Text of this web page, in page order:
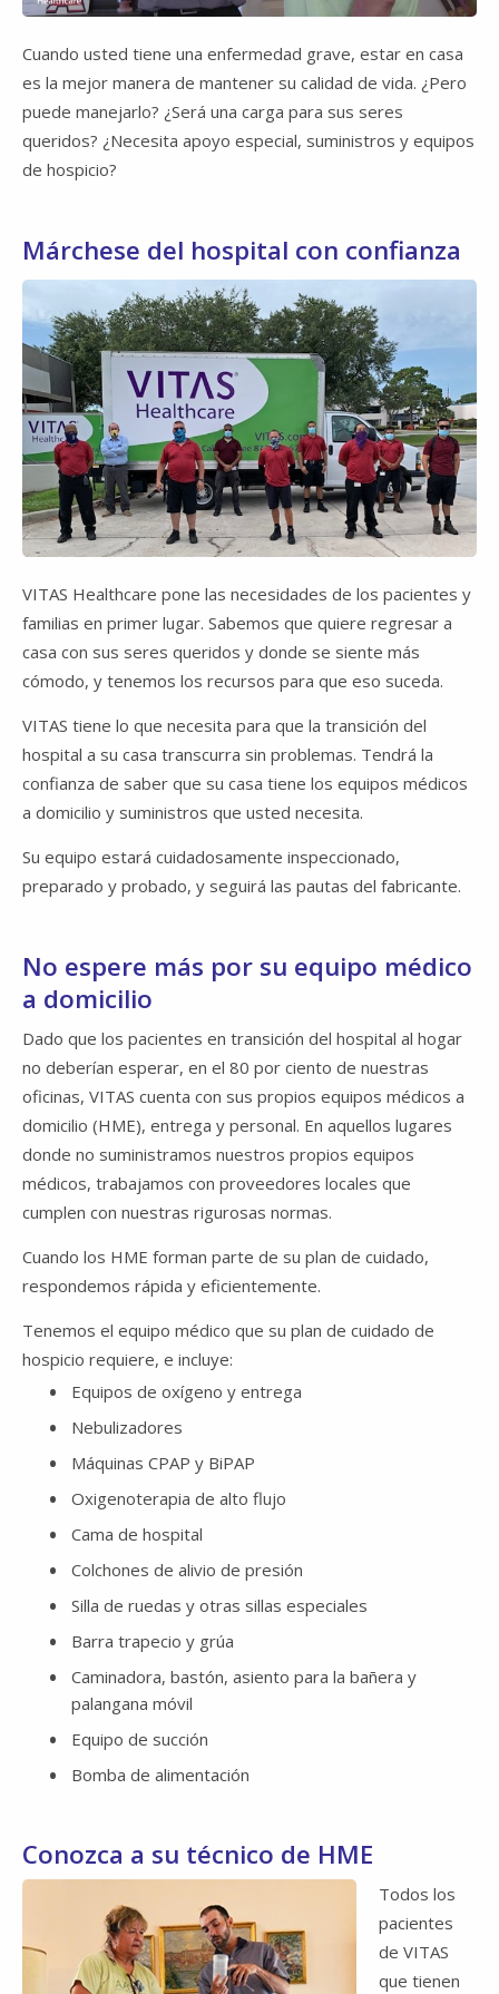
Video
Cuando usted tiene una enfermedad grave, estar en casa
es la mejor manera de mantener su calidad de vida. ¿Pero
puede manejarlo? ¿Será una carga para sus seres
queridos? ¿Necesita apoyo especial, suministros y equipos
de hospicio?
Márchese del hospital con confianza
VITAS Healthcare pone las necesidades de los pacientes y
familias en primer lugar. Sabemos que quiere regresar a
casa con sus seres queridos y donde se siente más
cómodo, y tenemos los recursos para que eso suceda.
VITAS tiene lo que necesita para que la transición del
hospital a su casa transcurra sin problemas. Tendrá la
confianza de saber que su casa tiene los equipos médicos
a domicilio y suministros que usted necesita.
Su equipo estará cuidadosamente inspeccionado,
preparado y probado, y seguirá las pautas del fabricante.
No espere más por su equipo médico
a domicilio
Dado que los pacientes en transición del hospital al hogar
no deberían esperar, en el 80 por ciento de nuestras
oficinas, VITAS cuenta con sus propios equipos médicos a
domicilio (HME), entrega y personal. En aquellos lugares
donde no suministramos nuestros propios equipos
médicos, trabajamos con proveedores locales que
cumplen con nuestras rigurosas normas.
Cuando los HME forman parte de su plan de cuidado,
respondemos rápida y eficientemente.
Tenemos el equipo médico que su plan de cuidado de
hospicio requiere, e incluye:
Equipos de oxígeno y entrega
Nebulizadores
Máquinas CPAP y BiPAP
Oxigenoterapia de alto flujo
Cama de hospital
Colchones de alivio de presión
Silla de ruedas y otras sillas especiales
Barra trapecio y grúa
Caminadora, bastón, asiento para la bañera y
palangana móvil
Equipo de succión
Bomba de alimentación
Conozca a su técnico de HME
Todos los
pacientes
de VITAS
que tienen